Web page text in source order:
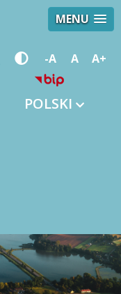
MENU
-A A A+
POLSKI